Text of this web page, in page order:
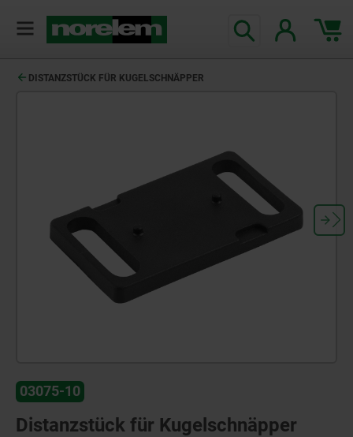
DISTANZSTÜCK FÜR KUGELSCHNÄPPER
03075-10
Distanzstück für Kugelschnäpper